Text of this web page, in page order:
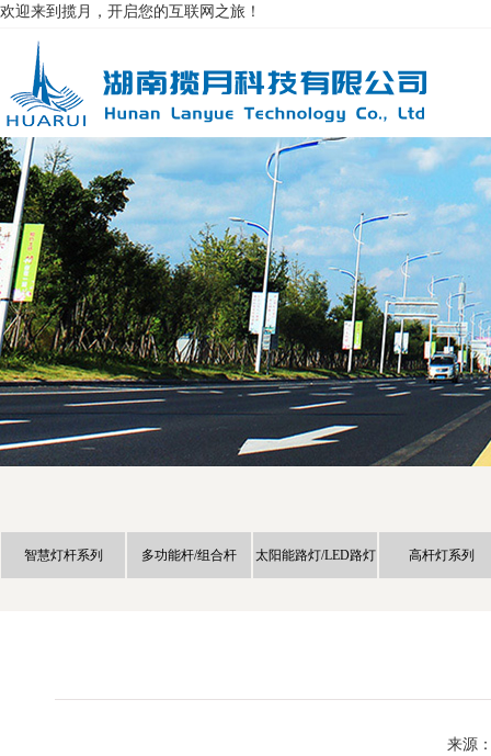
欢迎来到揽月，开启您的互联网之旅！
智慧灯杆系列 多功能杆/组合杆 太阳能路灯/LED路灯 高杆灯系列
来源